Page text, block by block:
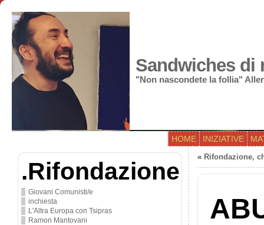
Sandwiches di
"Non nascondete la follia"
HOME INIZIATIVE
.Rifondazione
Giovani Comunisti/e
inchiesta
L'Altra Europa con Tsipras
Ramon Mantovani
« Rifondazione,